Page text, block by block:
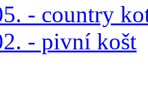
- country
- pivní košt